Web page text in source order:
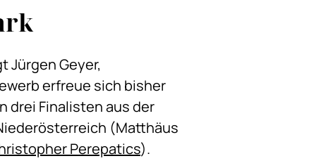
Jürgen Geyer,
erfreue sich bisher
drei Finalisten aus der
(Matthäus
Perepatics).